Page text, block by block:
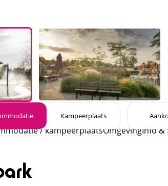
Kampeerplaats
/ kampeerplaatsOmgevingInfo &